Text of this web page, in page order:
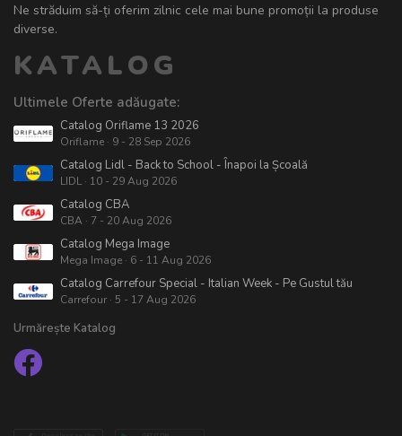
Ne străduim să-ți oferim zilnic cele mai bune promoții la produse
diverse.
KATALOG
Ultimele Oferte adăugate:
Catalog Oriflame 13 2026
Oriflame · 9 - 28 Sep 2026
Catalog Lidl - Back to School - Înapoi la Școală
LIDL · 10 - 29 Aug 2026
Catalog CBA
CBA · 7 - 20 Aug 2026
Catalog Mega Image
Mega Image · 6 - 11 Aug 2026
Catalog Carrefour Special - Italian Week - Pe Gustul tău
Carrefour · 5 - 17 Aug 2026
Urmărește Katalog